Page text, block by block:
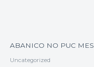
ABANICO NO PUC MES
Uncategorized